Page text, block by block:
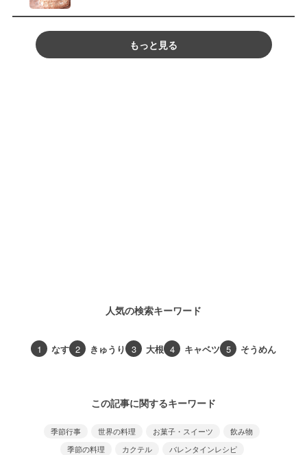
もっと見る
人気の検索キーワード
1 なす 2 きゅうり 3 大根 4 キャベツ 5 そうめん
この記事に関するキーワード
季節行事 世界の料理 お菓子・スイーツ
飲み物
季節の料理
カクテル バレンタインレシピ